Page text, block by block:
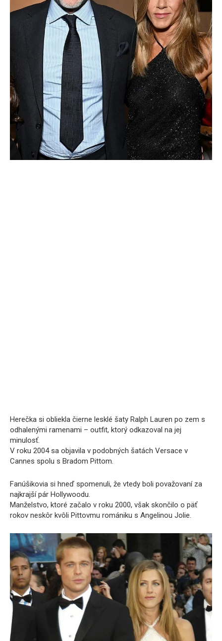
Herečka si obliekla čierne lesklé šaty Ralph Lauren po zem s
odhalenými ramenami – outfit, ktorý odkazoval na jej
minulosť.
V roku 2004 sa objavila v podobných šatách Versace v
Cannes spolu s Bradom Pittom.
Fanúšikovia si hneď spomenuli, že vtedy boli považovaní za
najkrajší pár Hollywoodu.
Manželstvo, ktoré začalo v roku 2000, však skončilo o päť
rokov neskôr kvôli Pittovmu romániku s Angelinou Jolie.